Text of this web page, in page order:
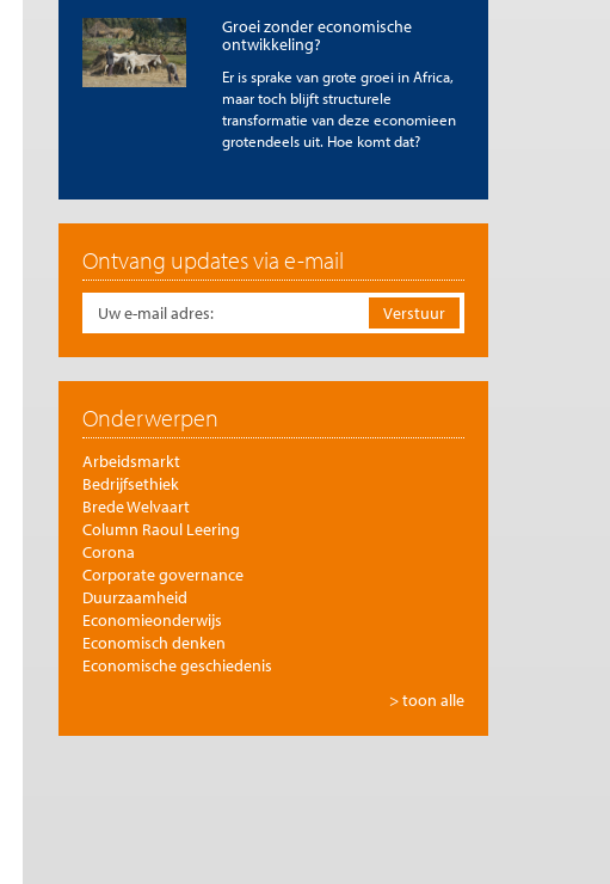
Groei zonder economische
ontwikkeling?
Er is sprake van grote groei in Africa,
maar toch blijft structurele
transformatie van deze economieen
grotendeels uit. Hoe komt dat?
Ontvang updates via e-mail
Onderwerpen
Arbeidsmarkt
Bedrijfsethiek
Brede Welvaart
Column Raoul Leering
Corona
Corporate governance
Duurzaamheid
Economieonderwijs
Economisch denken
Economische geschiedenis
Filosofie en economie
> toon alle